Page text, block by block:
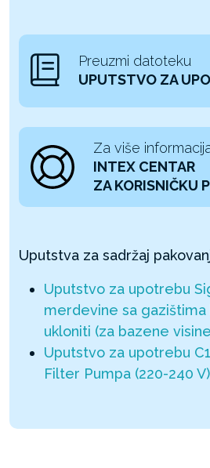
Preuzmi datoteku
UPUTSTVO ZA
Za više
INTEX CENTAR
ZA KORISNIČKU
Uputstva za sadržaj
Uputstvo za upotrebu
merdevine sa gazištima
ukloniti (za bazene
Uputstvo za upotrebu
Filter Pumpa (220-240 V)